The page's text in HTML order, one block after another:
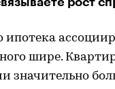
ипотека
шире.
значительно